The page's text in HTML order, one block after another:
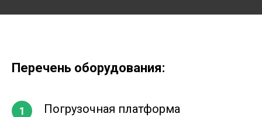
Перечень оборудования:
Погрузочная платформа